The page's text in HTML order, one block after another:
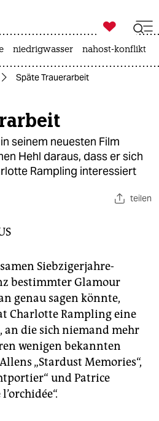
zahl ich
ich

taz zahl ich
niedrigwasser nahost-konflikt
Späte Trauerarbeit
seinem neuesten Film
Hehl daraus, dass er sich
Rampling interessiert
teilen
Siebzigerjahre-
bestimmter Glamour
genau sagen könnte,
Charlotte Rampling eine
an die sich niemand mehr
wenigen bekannten
„Stardust Memories“,
und Patrice